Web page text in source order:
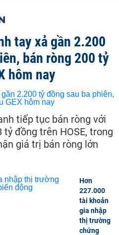
tay xả gần 2.200
bán ròng 200 tỷ
hôm nay
tiếp tục bán ròng với
đồng trên HOSE, trong
giá trị bán ròng lớn
Hơn
227.000
tài khoản
gia nhập
thị trường
chứng